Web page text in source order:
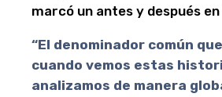
marcó un antes y después en
“El denominador común
cuando vemos estas
analizamos de manera